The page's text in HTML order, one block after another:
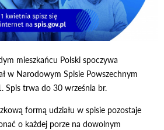
mieszkańcu Polski spoczywa
w Narodowym Spisie Powszechnym
Spis trwa do 30 września br.
formą udziału w spisie pozostaje
o każdej porze na dowolnym